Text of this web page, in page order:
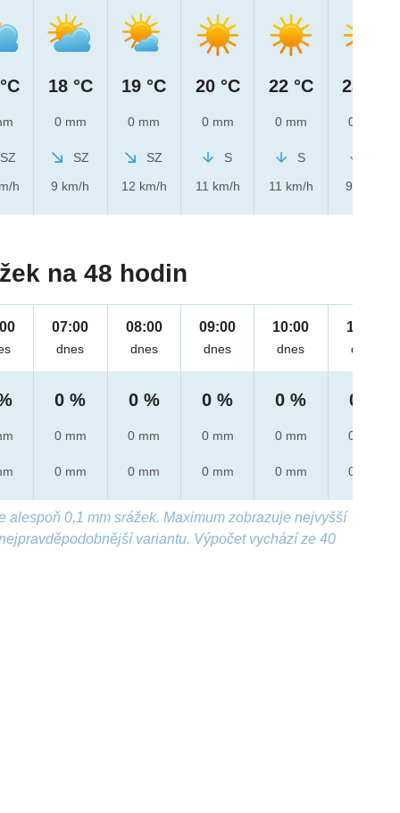
SZ
h
18 °C
0 mm
SZ
9 km/h
19 °C
0 mm
SZ
12 km/h
20 °C
0 mm
S
11 km/h
22 °C
0 mm
S
11 km/h
23 °C
0 mm
9 km/h
na 48 hodin
07:00
dnes
0 %
0 mm
0 mm
08:00
dnes
0 %
0 mm
0 mm
09:00
dnes
0 %
0 mm
0 mm
10:00
dnes
0 %
0 mm
0 mm
11:00
dnes
0 %
0 mm
0 mm
alespoň 0,1 mm srážek. Maximum zobrazuje nejvyšší
variantu. Výpočet vychází ze 40